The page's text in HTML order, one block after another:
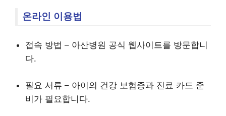
온라인 이용법
접속 방법 – 아산병원 공식 웹사이트를 방문합니
다.
필요 서류 – 아이의 건강 보험증과 진료 카드 준
비가 필요합니다.